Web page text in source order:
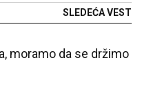
SLEDEĆA VEST
moramo da se držimo